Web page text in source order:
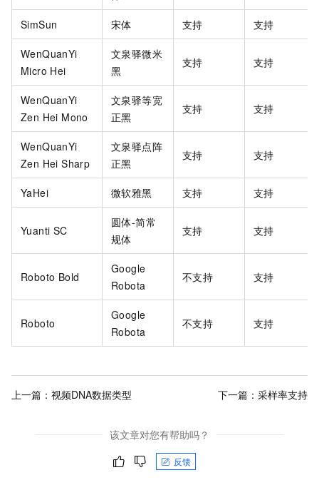
SimSun 宋体 支持 支持
WenQuanYi
Micro Hei
文泉驿微米
黑
支持 支持
WenQuanYi
Zen Hei Mono
文泉驿等宽
正黑
支持 支持
WenQuanYi
Zen Hei Sharp
文泉驿点阵
正黑
支持 支持
YaHei 微软雅黑 支持 支持
Yuanti SC
圆体-简常
规体
支持 支持
Roboto Bold
Google
Robota
不支持 支持
Roboto
Google
Robota
不支持 支持
上一篇： 视频DNA数据类型 下一篇： 采样率支持
该文章对您有帮助吗？
反馈